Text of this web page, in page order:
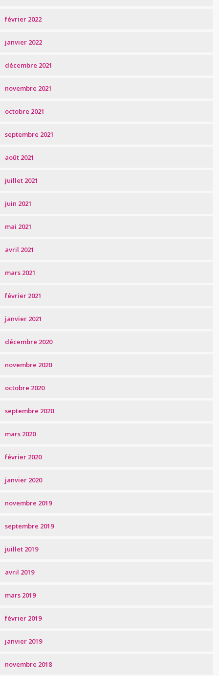
février 2022
janvier 2022
décembre 2021
novembre 2021
octobre 2021
septembre 2021
août 2021
juillet 2021
juin 2021
mai 2021
avril 2021
mars 2021
février 2021
janvier 2021
décembre 2020
novembre 2020
octobre 2020
septembre 2020
mars 2020
février 2020
janvier 2020
novembre 2019
septembre 2019
juillet 2019
avril 2019
mars 2019
février 2019
janvier 2019
novembre 2018